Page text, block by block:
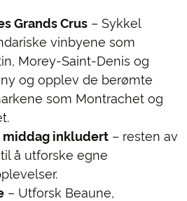
Grands Crus– Sykkel
vinbyene som
Morey-Saint-Denis og
og opplev de berømte
som Montrachet og
middag inkludert– resten av
å utforske egne
– Utforsk Beaune,